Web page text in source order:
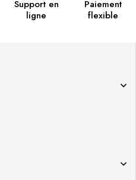
Support en
ligne
Paiement
flexible